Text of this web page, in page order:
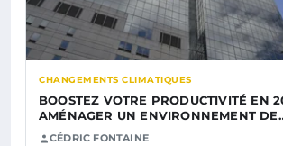
CHANGEMENTS CLIMATIQUES
BOOSTEZ VOTRE PRODUCTIVITÉ EN
AMÉNAGER UN ENVIRONNEMENT
CÉDRIC FONTAINE